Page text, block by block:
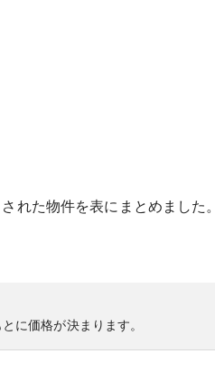
れた物件を表にまとめました
に価格が決まります。